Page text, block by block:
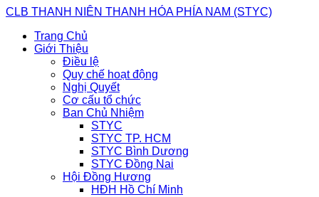
Skip
content
CLB THANH NIÊN THANH HÓA PHÍA NAM (STYC)
Trang Chủ
Giới Thiệu
Điều lệ
Quy chế hoạt động
Nghị Quyết
Cơ cấu tổ chức
Ban Chủ Nhiệm
STYC
STYC TP. HCM
STYC Bình Dương
STYC Đồng Nai
Hội Đồng Hương
HĐH Hồ Chí Minh